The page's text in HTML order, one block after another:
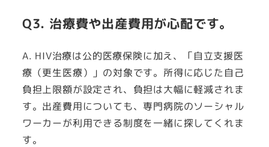
Q3. 治療費や出産費用が心配です。
A. HIV治療は公的医療保険に加え、「自立支援医
療（更生医療）」の対象です。所得に応じた自己
負担上限額が設定され、負担は大幅に軽減されま
す。出産費用についても、専門病院のソーシャル
ワーカーが利用できる制度を一緒に探してくれま
す。